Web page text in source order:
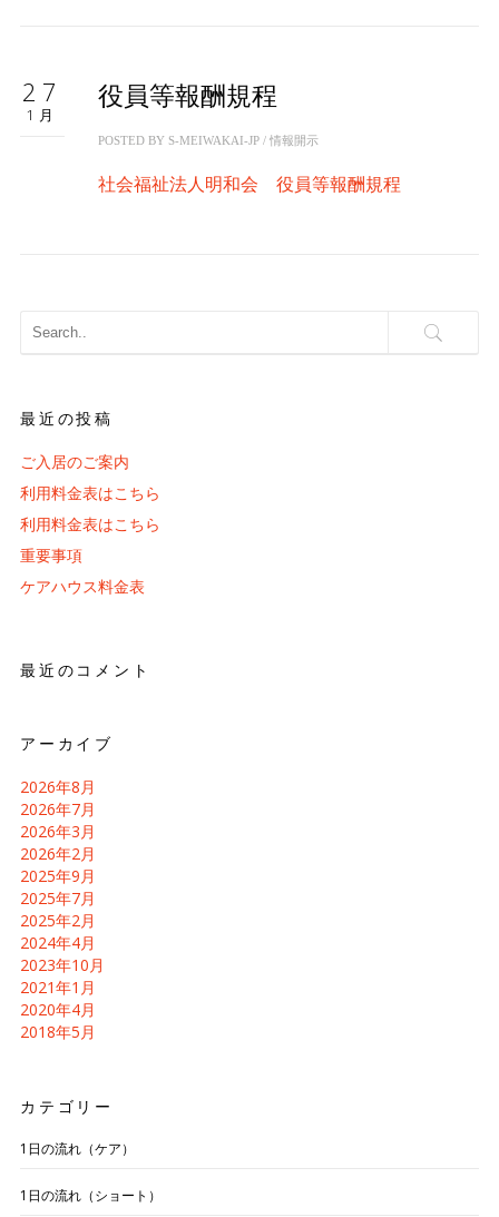
27
1月
役員等報酬規程
POSTED BY S-MEIWAKAI-JP/ 情報開示
社会福祉法人明和会 役員等報酬規程
最近の投稿
ご入居のご案内
利用料金表はこちら
利用料金表はこちら
重要事項
ケアハウス料金表
最近のコメント
アーカイブ
2026年8月
2026年7月
2026年3月
2026年2月
2025年9月
2025年7月
2025年2月
2024年4月
2023年10月
2021年1月
2020年4月
2018年5月
カテゴリー
1日の流れ（ケア）
1日の流れ（ショート）